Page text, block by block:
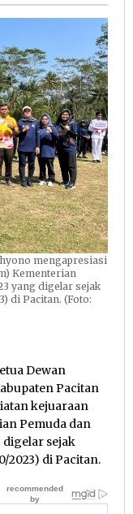
mengapresiasi
Kementerian
yang digelar sejak
di Pacitan. (Foto:
Dewan
Pacitan
kejuaraan
Pemuda dan
digelar sejak
2023) di Pacitan.